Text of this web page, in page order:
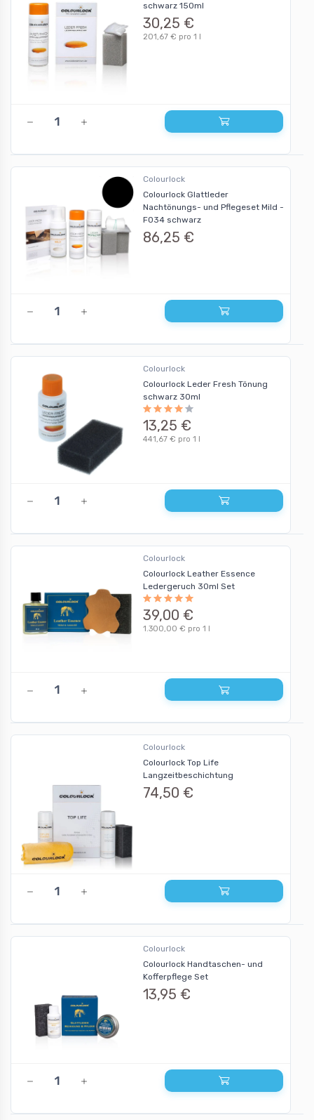
schwarz 150ml
30,25 €
201,67 € pro 1 l
Colourlock
Colourlock Glattleder
Nachtönungs- und Pflegeset Mild -
F034 schwarz
86,25 €
Colourlock
Colourlock Leder Fresh Tönung
schwarz 30ml
13,25 €
441,67 € pro 1 l
Colourlock
Colourlock Leather Essence
Ledergeruch 30ml Set
39,00 €
1.300,00 € pro 1 l
Colourlock
Colourlock Top Life
Langzeitbeschichtung
74,50 €
Colourlock
Colourlock Handtaschen- und
Kofferpflege Set
13,95 €